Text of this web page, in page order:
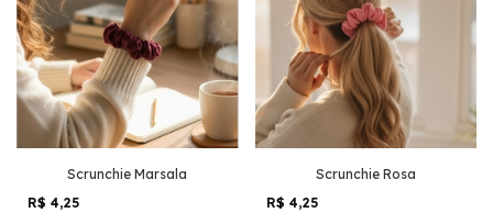
Scrunchie Marsala
R$ 4,25
Scrunchie Rosa
R$ 4,25